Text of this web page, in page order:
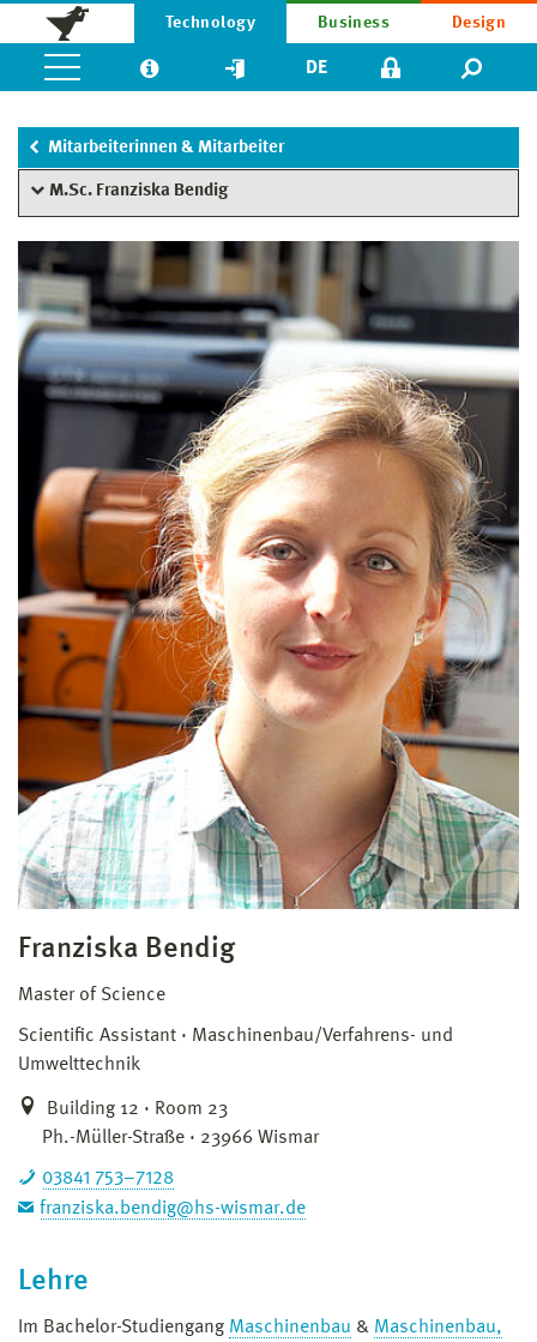
Technology Business Design
DE
Mitarbeiterinnen & Mitarbeiter
M.Sc. Franziska Bendig
Franziska Bendig
Master of Science
Scientific Assistant
Maschinenbau/Verfahrens- und
Umwelttechnik
Building 12 · Room 23
Ph.-Müller-Straße · 23966 Wismar
03841 753–7128
franziska.bendig@hs-wismar.de
Lehre
Im Bachelor-Studiengang Maschinenbau & Maschinenbau,